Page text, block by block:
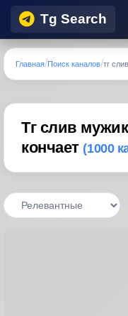
Tg Search
Главная Поиск каналов тг
Тг слив
кончает (1000